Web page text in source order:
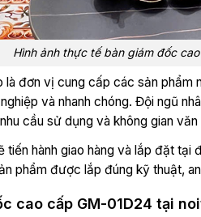
Hình ảnh thực tế bàn giám đốc
đơn vị cung cấp các sản phẩm
và nhanh chóng. Đội ngũ
cầu sử dụng và không gian văn
tiến hành giao hàng và lắp đặt
phẩm được lắp đúng kỹ thuật,
cao cấp GM-01D24 tại